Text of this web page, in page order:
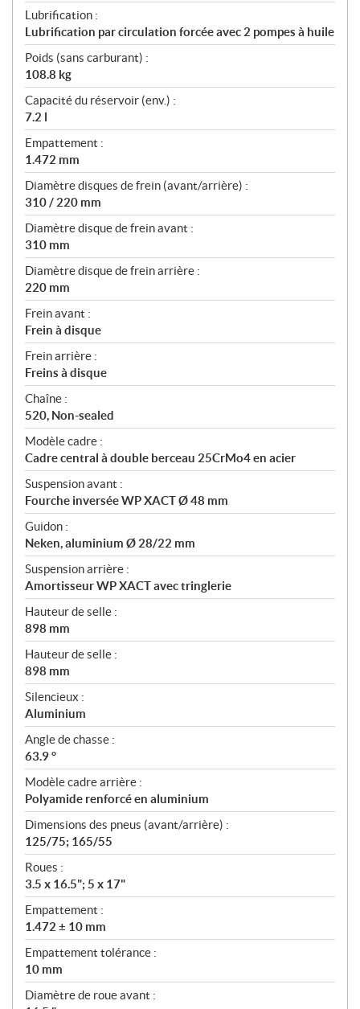
Lubrification :
Lubrification par circulation forcée avec 2 pompes à huile
Poids (sans carburant) :
108.8 kg
Capacité du réservoir (env.) :
7.2 l
Empattement :
1.472 mm
Diamètre disques de frein (avant/arrière) :
310 / 220 mm
Diamètre disque de frein avant :
310 mm
Diamètre disque de frein arrière :
220 mm
Frein avant :
Frein à disque
Frein arrière :
Freins à disque
Chaîne :
520, Non-sealed
Modèle cadre :
Cadre central à double berceau 25CrMo4 en acier
Suspension avant :
Fourche inversée WP XACT Ø 48 mm
Guidon :
Neken, aluminium Ø 28/22 mm
Suspension arrière :
Amortisseur WP XACT avec tringlerie
Hauteur de selle :
898 mm
Hauteur de selle :
898 mm
Silencieux :
Aluminium
Angle de chasse :
63.9 °
Modèle cadre arrière :
Polyamide renforcé en aluminium
Dimensions des pneus (avant/arrière) :
125/75; 165/55
Roues :
3.5 x 16.5"; 5 x 17"
Empattement :
1.472 ± 10 mm
Empattement tolérance :
10 mm
Diamètre de roue avant :